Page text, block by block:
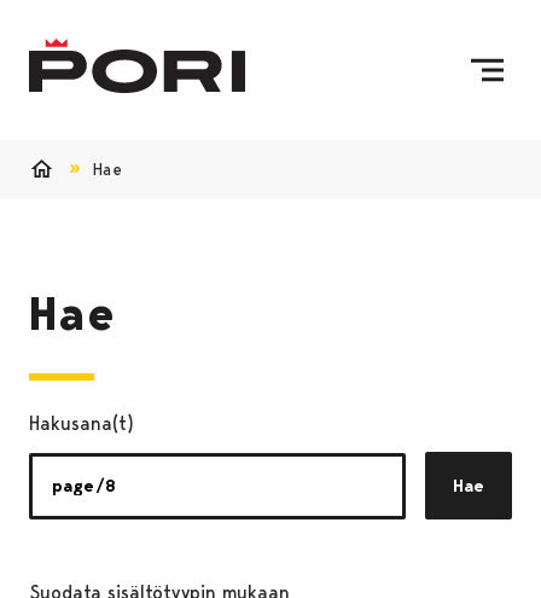
Hae
Hae
Hakusana(t)
Hae
Suodata sisältötyypin mukaan